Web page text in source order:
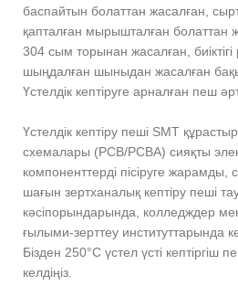
баспайтын болаттан жасалған,
қапталған мырышталған болаттан
304 сым торынан жасалған, биіктігі
шыңдалған шыныдан жасалған
Үстелдік кептіруге арналған пеш
Үстелдік кептіру пеші SMT
схемалары (PCB/PCBA) сияқты
компоненттерді пісіруге
шағын зертханалық кептіру пеші
кәсіпорындарында, колледждер
ғылыми-зерттеу институттарында
Бізден 250°C үстел үсті кептіргіш
келдіңіз.